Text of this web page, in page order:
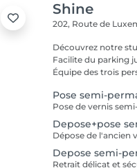
Shine
202, Route de
Découvrez notre
Facilite du parking
Équipe des trois
Pose semi-
Depose+pose
Depose semi-